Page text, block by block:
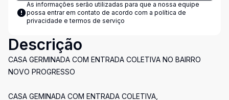
As informações serão utilizadas para que a nossa equipe
possa entrar em contato de acordo com a política de
privacidade e termos de serviço
Descrição
CASA GERMINADA COM ENTRADA COLETIVA NO BAIRRO
NOVO PROGRESSO
CASA GEMINADA COM ENTRADA COLETIVA,